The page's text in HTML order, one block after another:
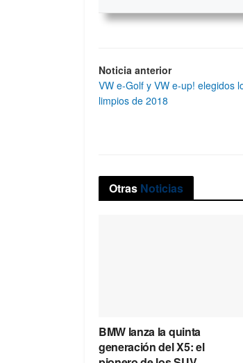
Noticia anterior
VW e-Golf y VW e-up! elegidos
limpios de 2018
Otras Noticias
BMW lanza la quinta
generación del X5: el